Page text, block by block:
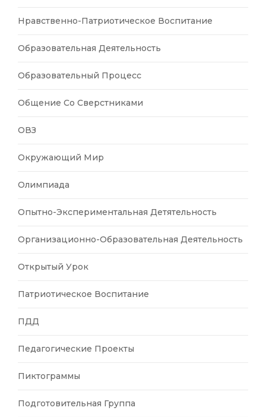
Нравственно-Патриотическое Воспитание
Образовательная Деятельность
Образовательный Процесс
Общение Со Сверстниками
ОВЗ
Окружающий Мир
Олимпиада
Опытно-Экспериментальная Детятельность
Организационно-Образовательная Деятельность
Открытый Урок
Патриотическое Воспитание
ПДД
Педагогические Проекты
Пиктограммы
Подготовительная Группа